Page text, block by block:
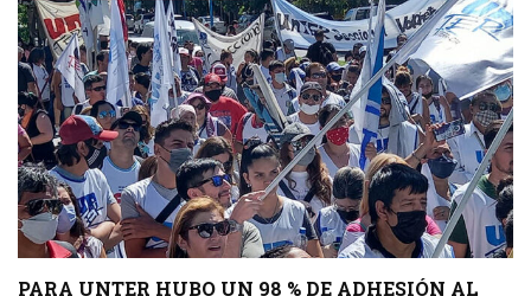
PARA UNTER HUBO UN 98 % DE ADHESIÓN AL